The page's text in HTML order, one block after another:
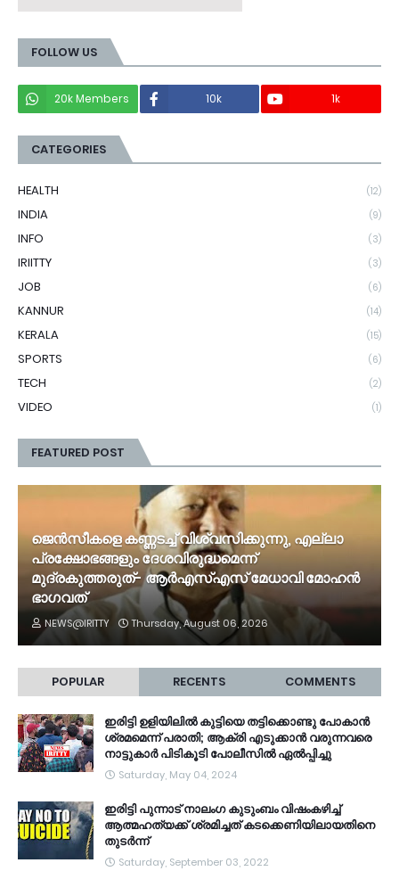
FOLLOW US
20k Members 10k 1k
CATEGORIES
HEALTH (12)
INDIA (9)
INFO (3)
IRIITTY (3)
JOB (6)
KANNUR (14)
KERALA (15)
SPORTS (6)
TECH (2)
VIDEO (1)
FEATURED POST
ജെൻസീകളെ കണ്ണടച്ച് വിശ്വസിക്കുന്നു, എല്ലാ
പ്രക്ഷോഭങ്ങളും ദേശവിരുദ്ധമെന്ന്
മുദ്രകുത്തരുത്- ആർഎസ്എസ് മേധാവി മോഹൻ
ഭാ​ഗവത്
NEWS@IRITTY Thursday, August 06, 2026
POPULAR RECENTS COMMENTS
ഇരിട്ടി ഉളിയിലിൽ കുട്ടിയെ തട്ടിക്കൊണ്ടു പോകാൻ
ശ്രമമെന്ന് പരാതി; ആക്രി എടുക്കാൻ വരുന്നവരെ
നാട്ടുകാർ പിടികൂടി പോലീസിൽ ഏൽപ്പിച്ചു
Saturday, May 04, 2024
ഇരിട്ടി പുന്നാട് നാലംഗ കുടുംബം വിഷംകഴിച്ച്‌
ആത്മഹത്യക്ക് ശ്രമിച്ചത് കടക്കെണിയിലായതിനെ
തുടർന്ന്
Saturday, September 03, 2022